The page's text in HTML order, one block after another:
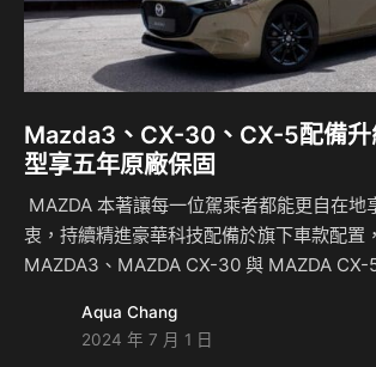
Mazda3、CX-30、CX-5配備
型享五年原廠保固
MAZDA 本著讓每一位駕乘者都能更自在地
衷，持續精進豪華科技配備於旗下車款配置
MAZDA3、MAZDA CX-30 與 MAZDA CX-
MAZDA CX-5 更新增標配電動尾門，並於全
駕同級的車載科技與實用便利配備，7 月底
Aqua Chang
2024 年 7 月 1 日